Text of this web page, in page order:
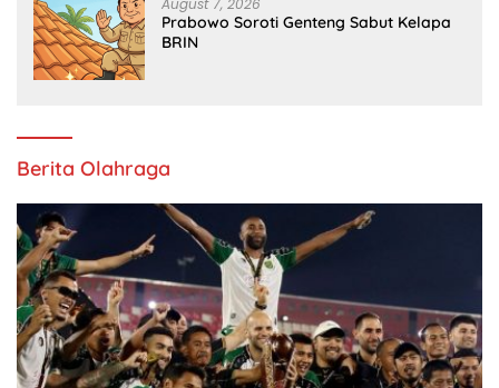
Prabowo Soroti Genteng Sabut Kelapa
BRIN
Berita Olahraga